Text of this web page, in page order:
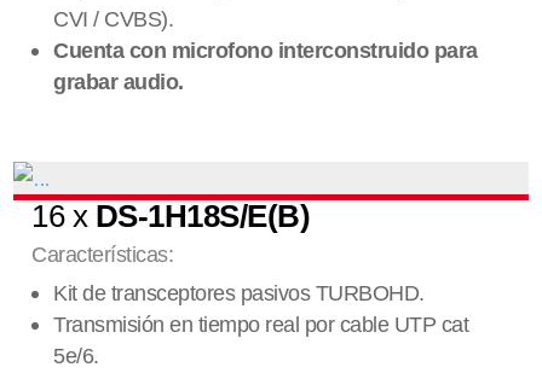
CVI / CVBS).
Cuenta con microfono interconstruido para
grabar audio.
16 x DS-1H18S/E(B)
Características:
Kit de transceptores pasivos TURBOHD.
Transmisión en tiempo real por cable UTP cat
5e/6.